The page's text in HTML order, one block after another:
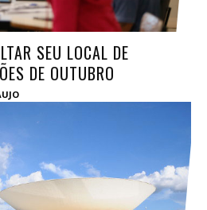
SEU LOCAL DE
DE OUTUBRO